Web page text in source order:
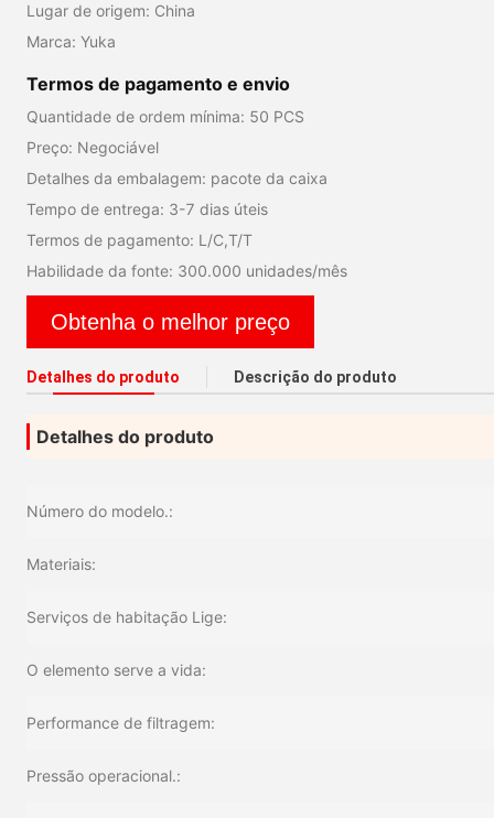
Lugar de origem: China
Marca: Yuka
Termos de pagamento e envio
Quantidade de ordem mínima: 50 PCS
Preço: Negociável
Detalhes da embalagem: pacote da caixa
Tempo de entrega: 3-7 dias úteis
Termos de pagamento: L/C,T/T
Habilidade da fonte: 300.000 unidades/mês
Obtenha o melhor preço
Detalhes do produto Descrição do produto
Detalhes do produto
Número do modelo.:
Materiais:
Serviços de habitação Lige:
O elemento serve a vida:
Performance de filtragem:
Pressão operacional.: